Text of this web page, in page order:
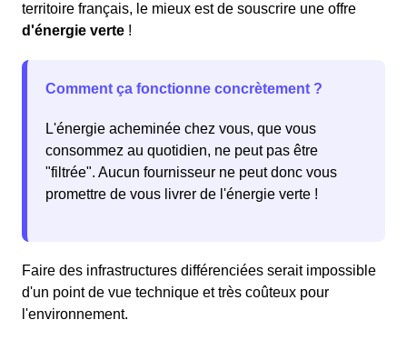
territoire français, le mieux est de souscrire une offre
d'énergie verte !
Comment ça fonctionne concrètement ?
L'énergie acheminée chez vous, que vous
consommez au quotidien, ne peut pas être
"filtrée". Aucun fournisseur ne peut donc vous
promettre de vous livrer de l'énergie verte !
Faire des infrastructures différenciées serait impossible
d'un point de vue technique et très coûteux pour
l'environnement.